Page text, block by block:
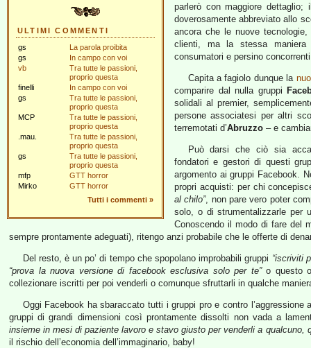
ULTIMI COMMENTI
gs
La parola proibita
gs
In campo con voi
vb
Tra tutte le passioni,
proprio questa
finelli
In campo con voi
gs
Tra tutte le passioni,
proprio questa
MCP
Tra tutte le passioni,
proprio questa
.mau.
Tra tutte le passioni,
proprio questa
gs
Tra tutte le passioni,
proprio questa
mfp
GTT horror
Mirko
GTT horror
Tutti i commenti »
parlerò con maggiore dettaglio;
doverosamente abbreviato allo
ancora che le nuove
clienti, ma la stessa
consumatori e persino
Capita a fagiolo dunque la
comparire dal nulla gruppi
solidali al premier,
persone associatesi per altri
terremotati d’Abruzzo – e
Può darsi che ciò sia
fondatori e gestori di questi
argomento ai gruppi Facebook.
propri acquisti: per chi
al chilo”, non pare vero poter
solo, o di strumentalizzarle per
Conoscendo il modo di fare del
sempre prontamente adeguati), ritengo anzi probabile che le offerte di
Del resto, è un po’ di tempo che spopolano improbabili gruppi “iscriviti
“prova la nuova versione di facebook esclusiva solo per te”o questo o
collezionare iscritti per poi venderli o comunque sfruttarli in qualche
Oggi Facebook ha sbaraccato tutti i gruppi pro e contro
gruppi di grandi dimensioni così prontamente dissolti non vada a
insieme in mesi di paziente lavoro e stavo giusto per venderli a
il rischio dell’economia dell’immaginario, baby!